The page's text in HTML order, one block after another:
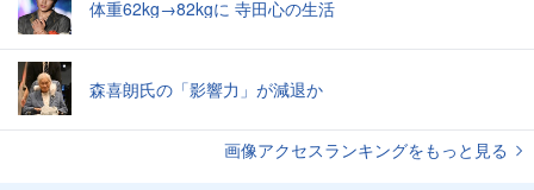
体重62kg→82kgに 寺田心の生活
森喜朗氏の「影響力」が減退か
画像アクセスランキングをもっと見る